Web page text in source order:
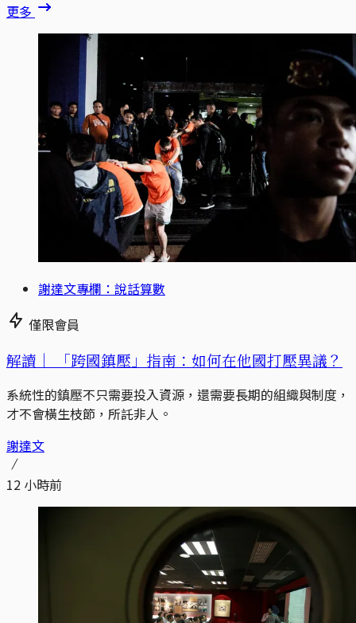
更多
謝達文專欄：說話算數
僅限會員
解讀｜ 「跨國鎮壓」指南：如何在他國打壓異議？
系統性的鎮壓不只需要投入資源，還需要長期的組織與制度，
才不會橫生枝節，所託非人。
謝達文
12 小時前